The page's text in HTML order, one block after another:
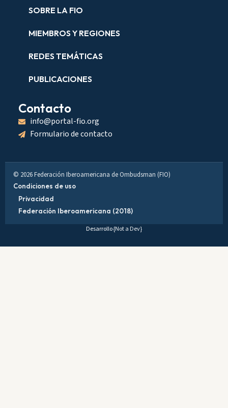
SOBRE LA FIO
MIEMBROS Y REGIONES
REDES TEMÁTICAS
PUBLICACIONES
Contacto
info@portal-fio.org
Formulario de contacto
© 2026 Federación Iberoamericana de Ombudsman (FIO)
Condiciones de uso
Privacidad
Federación Iberoamericana (2018)
Desarrollo{Not a Dev}